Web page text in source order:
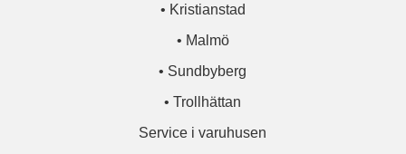
• Kristianstad
• Malmö
• Sundbyberg
• Trollhättan
Service i varuhusen